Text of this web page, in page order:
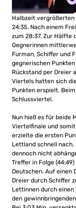
Halbzeit
24:35. Nach einem
zum 28:37. Zur Hälfte
Gegnerinnen
Furman, Schiffer und
gegnerischen
Rückstand per Dreier
Viertels hatten sich
Punkten erspielt.
Schlussviertel.
Nun hieß es für beide
Viertelfinale und
erzielte die ersten
Lettland schnell nach.
dennoch nicht
Treffer in Folge
Deutschen. Auf einen
Dreier durch Schiffer
Lettinnen durch
den